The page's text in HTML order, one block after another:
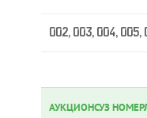
002, 003, 004, 005,
АУКЦИОНСУЗ